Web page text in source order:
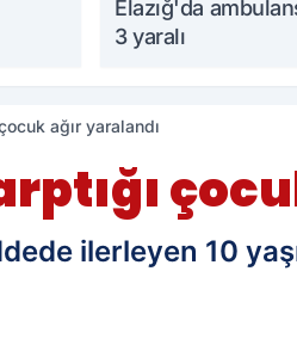
Elazığ'da
3 yaralı
ağır yaralandı
ilerleyen 10